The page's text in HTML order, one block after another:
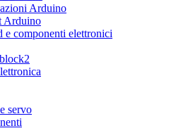
Arduino
Arduino
e componenti elettronici
servo